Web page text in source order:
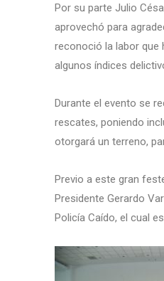
Por su parte Julio
aprovechó para
reconoció la labor que
algunos índices
Durante el evento se
rescates, poniendo
otorgará un terreno,
Previo a este gran
Presidente Gerardo
Policía Caído, el cual